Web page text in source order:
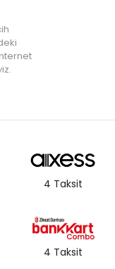
4 Taksit
4 Taksit